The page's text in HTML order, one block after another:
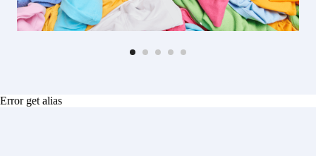
Error get alias